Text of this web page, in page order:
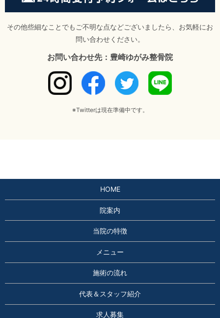
その他些細なことでもご不明な点などございましたら、お気軽にお
問い合わせください。
お問い合わせ先：豊崎ゆがみ整骨院
※Twitterは現在準備中です。
HOME
院案内
当院の特徴
メニュー
施術の流れ
代表＆スタッフ紹介
求人募集